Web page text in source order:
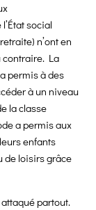
social
n’ont en
contraire. La
permis à des
à un niveau
la classe
a permis aux
enfants
de loisirs grâce
partout.